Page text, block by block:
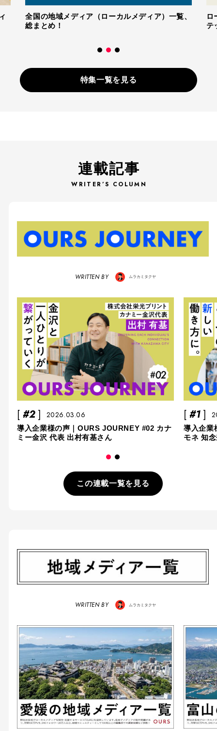
ローカルメディアとは？成功させるための９ス
テップ【これで完璧】
特集一覧を見る
連載記事
WRITER’S COLUMN
WRITTEN BY ムラカミタクヤ
#2 2026.03.06
導入企業様の声｜OURS JOURNEY #02 カナ
ミー金沢 代表 出村有基さん
#1
導入企業
モネ 知
この連載一覧を見る
WRITTEN BY ムラカミタクヤ